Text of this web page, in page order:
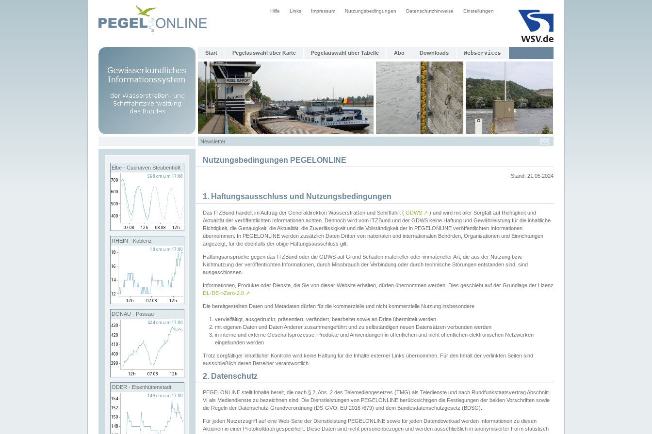
Hilfe Links Impressum Nutzungsbedingungen Datenschutzhinweise Einstellungen
Start Pegelauswahl über Karte Pegelauswahl über Tabelle Abo Downloads Webservices
Newsletter
Elbe - Cuxhaven Steubenhöft
RHEIN - Koblenz
DONAU - Passau
ODER - Eisenhüttenstadt
Nutzungsbedingungen PEGELONLINE
Stand: 21.05.2024
1. Haftungsausschluss und Nutzungsbedingungen
Das ITZBund handelt im Auftrag der Generaldirektion Wasserstraßen und Schifffahrt ( GDWS ↗ ) und wird mit aller Sorgfalt auf Richtigkeit und
Aktualität der veröffentlichten Informationen achten. Dennoch wird vom ITZBund und der GDWS keine Haftung und Gewährleistung für die inhaltliche
Richtigkeit, die Genauigkeit, die Aktualität, die Zuverlässigkeit und die Vollständigkeit der in PEGELONLINE veröffentlichten Informationen
übernommen. In PEGELONLINE werden zusätzlich Daten Dritter von nationalen und internationalen Behörden, Organisationen und Einrichtungen
angezeigt, für die ebenfalls der obige Haftungsausschluss gilt.
Haftungsansprüche gegen das ITZBund oder die GDWS auf Grund Schäden materieller oder immaterieller Art, die aus der Nutzung bzw.
Nichtnutzung der veröffentlichten Informationen, durch Missbrauch der Verbindung oder durch technische Störungen entstanden sind, sind
ausgeschlossen.
Informationen, Produkte oder Dienste, die Sie von dieser Website erhalten, dürfen übernommen werden. Dies geschieht auf der Grundlage der Lizenz
DL-DE->Zero-2.0 ↗
Die bereitgestellten Daten und Metadaten dürfen für die kommerzielle und nicht kommerzielle Nutzung insbesondere
vervielfältigt, ausgedruckt, präsentiert, verändert, bearbeitet sowie an Dritte übermittelt werden
mit eigenen Daten und Daten Anderer zusammengeführt und zu selbständigen neuen Datensätzen verbunden werden
in interne und externe Geschäftsprozesse, Produkte und Anwendungen in öffentlichen und nicht öffentlichen elektronischen Netzwerken
eingebunden werden
Trotz sorgfältiger inhaltlicher Kontrolle wird keine Haftung für die Inhalte externer Links übernommen. Für den Inhalt der verlinkten Seiten sind
ausschließlich deren Betreiber verantwortlich.
2. Datenschutz
PEGELONLINE stellt Inhalte bereit, die nach § 2, Abs. 2 des Telemediengesetzes (TMG) als Teledienste und nach Rundfunkstaatsvertrag Abschnitt
VI als Mediendienste zu bezeichnen sind. Die Dienstleistungen von PEGELONLINE berücksichtigen die Festlegungen der beiden Vorschriften sowie
die Regeln der Datenschutz-Grundverordnung (DS-GVO, EU 2016 /679) und dem Bundesdatenschutzgesetz (BDSG).
Für jeden Nutzerzugriff auf eine Web-Seite der Dienstleistung PEGELONLINE sowie für jeden Datendownload werden Informationen zu diesen
Aktionen in einer Protokolldatei gespeichert. Diese Daten sind nicht personenbezogen und werden ausschließlich in anonymisierter Form statistisch